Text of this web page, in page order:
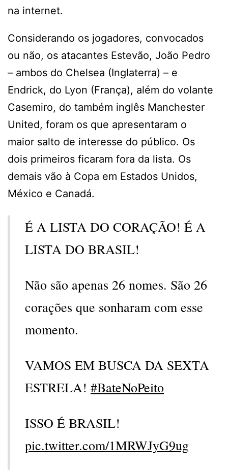
na internet.
Considerando os jogadores, convocados
ou não, os atacantes Estevão, João Pedro
– ambos do Chelsea (Inglaterra) – e
Endrick, do Lyon (França), além do volante
Casemiro, do também inglês Manchester
United, foram os que apresentaram o
maior salto de interesse do público. Os
dois primeiros ficaram fora da lista. Os
demais vão à Copa em Estados Unidos,
México e Canadá.
É A LISTA DO CORAÇÃO! É A
LISTA DO BRASIL!
Não são apenas 26 nomes. São 26
corações que sonharam com esse
momento.
VAMOS EM BUSCA DA SEXTA
ESTRELA! #BateNoPeito
ISSO É BRASIL!
pic.twitter.com/1MRWJyG9ug